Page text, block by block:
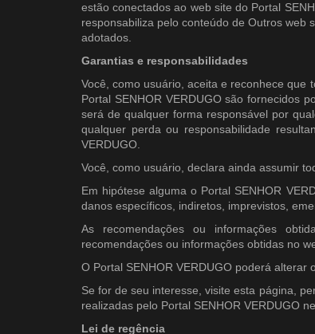
estão conectados ao web site do Portal
responsabiliza pelo conteúdo de Outros web
adotados.
Garantias e responsabilidades
Você, como usuário, aceita e reconhece que
Portal SENHOR VERDUGO são fornecidos
será de qualquer forma responsável por
qualquer perda ou responsabilidade
VERDUGO.
Você, como usuário, declara ainda assumir
Em hipótese alguma o Portal SENHOR
danos específicos, indiretos, imprevistos,
As recomendações ou informações
recomendações ou informações obtidas no
O Portal SENHOR VERDUGO poderá alterar
Se for de seu interesse, visite esta página,
realizadas pelo Portal SENHOR VERDUGO
Lei de regência